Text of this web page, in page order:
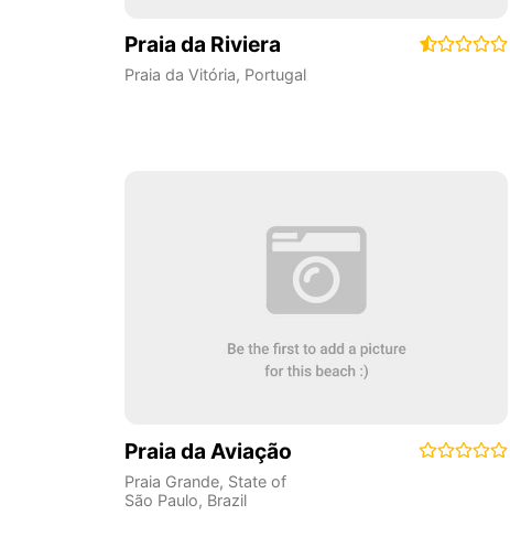
Praia da Riviera
Praia da Vitória, Portugal
Praia da Aviação
Praia Grande, State of
São Paulo, Brazil